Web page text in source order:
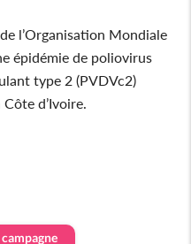
l’Organisation Mondiale
épidémie de poliovirus
type 2 (PVDVc2)
d’Ivoire.
campagne